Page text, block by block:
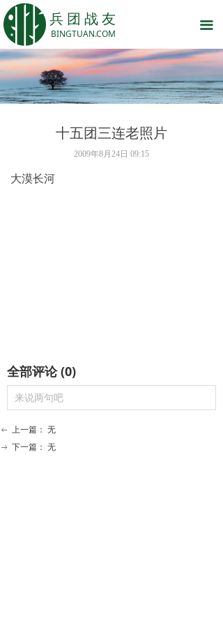
兵 团 战 友 끀
网站首页
话说兵团
战友之家
关于我们
BINGTUAN.COM
十五团三连老照片
大漠长河
2009年8月24日 09:15
全部评论(0)
来说两句吧
ꂃ 上一篇： 无
ꁹ 下一篇： 无